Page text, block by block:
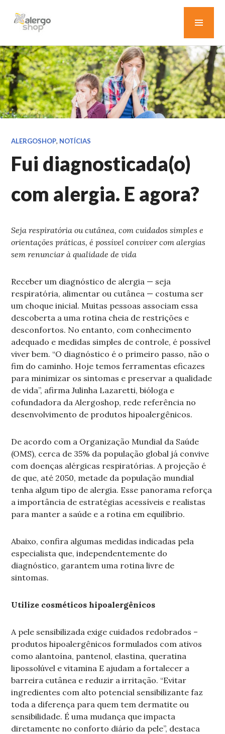
para
BLOG ALERGOSHOP
ALERGOSHOP, NOTÍCIAS
Fui diagnosticada(o)
com alergia. E agora?
Seja respiratória ou cutânea, com cuidados simples e
orientações práticas, é possível conviver com alergias
sem renunciar à qualidade de vida
Receber um diagnóstico de alergia — seja
respiratória, alimentar ou cutânea — costuma ser
um choque inicial. Muitas pessoas associam essa
descoberta a uma rotina cheia de restrições e
desconfortos. No entanto, com conhecimento
adequado e medidas simples de controle, é possível
viver bem. “O diagnóstico é o primeiro passo, não o
fim do caminho. Hoje temos ferramentas eficazes
para minimizar os sintomas e preservar a qualidade
de vida”, afirma Julinha Lazaretti, bióloga e
cofundadora da Alergoshop, rede referência no
desenvolvimento de produtos hipoalergênicos.
De acordo com a Organização Mundial da Saúde
(OMS), cerca de 35% da população global já convive
com doenças alérgicas respiratórias. A projeção é
de que, até 2050, metade da população mundial
tenha algum tipo de alergia. Esse panorama reforça
a importância de estratégias acessíveis e realistas
para manter a saúde e a rotina em equilíbrio.
Abaixo, confira algumas medidas indicadas pela
especialista que, independentemente do
diagnóstico, garantem uma rotina livre de
sintomas.
Utilize cosméticos hipoalergênicos
A pele sensibilizada exige cuidados redobrados –
produtos hipoalergênicos formulados com ativos
como alantoína, pantenol, elastina, queratina
lipossolúvel e vitamina E ajudam a fortalecer a
barreira cutânea e reduzir a irritação. “Evitar
ingredientes com alto potencial sensibilizante faz
toda a diferença para quem tem dermatite ou
sensibilidade. É uma mudança que impacta
diretamente no conforto diário da pele”, destaca